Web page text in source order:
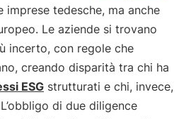
imprese tedesche, ma anche
Le aziende si trovano
incerto, con regole che
creando disparità tra chi ha
ESG strutturati e chi, invece,
di due diligence